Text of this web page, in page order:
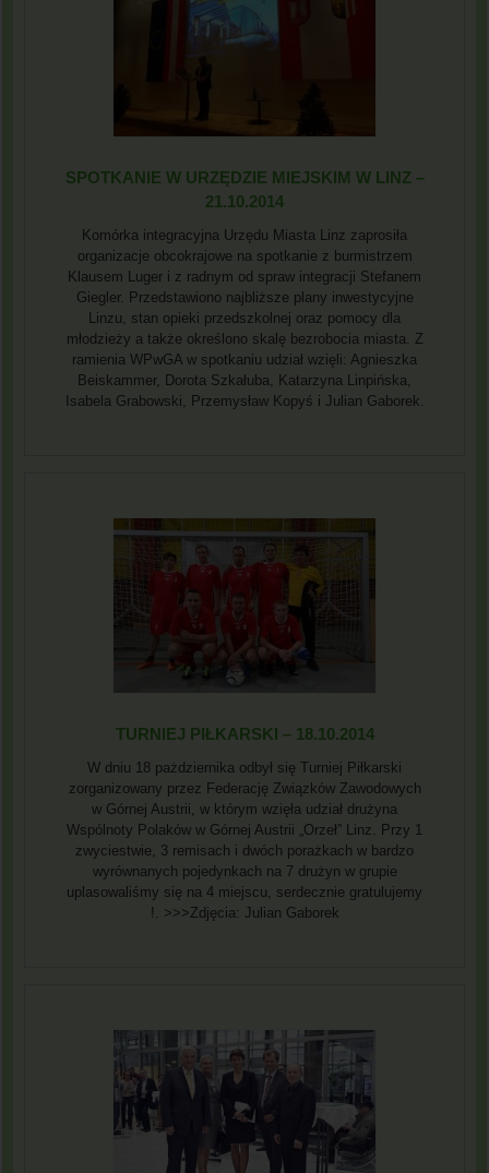
SPOTKANIE W URZĘDZIE MIEJSKIM W LINZ –
21.10.2014
Komórka integracyjna Urzędu Miasta Linz zaprosiła
organizacje obcokrajowe na spotkanie z burmistrzem
Klausem Luger i z radnym od spraw integracji Stefanem
Giegler. Przedstawiono najbliższe plany inwestycyjne
Linzu, stan opieki przedszkolnej oraz pomocy dla
młodzieży a także określono skalę bezrobocia miasta. Z
ramienia WPwGA w spotkaniu udział wzięli: Agnieszka
Beiskammer, Dorota Szkałuba, Katarzyna Linpińska,
Isabela Grabowski, Przemysław Kopyś i Julian Gaborek.
TURNIEJ PIŁKARSKI – 18.10.2014
W dniu 18 pażdziernika odbył się Turniej Piłkarski
zorganizowany przez Federację Związków Zawodowych
w Górnej Austrii, w którym wzięła udział drużyna
Wspólnoty Polaków w Górnej Austrii „Orzeł” Linz. Przy 1
zwyciestwie, 3 remisach i dwóch porażkach w bardzo
wyrównanych pojedynkach na 7 drużyn w grupie
uplasowaliśmy się na 4 miejscu, serdecznie gratulujemy
!. >>>Zdjęcia: Julian Gaborek